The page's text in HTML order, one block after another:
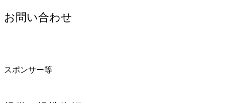
お問い合わせ
スポンサー等